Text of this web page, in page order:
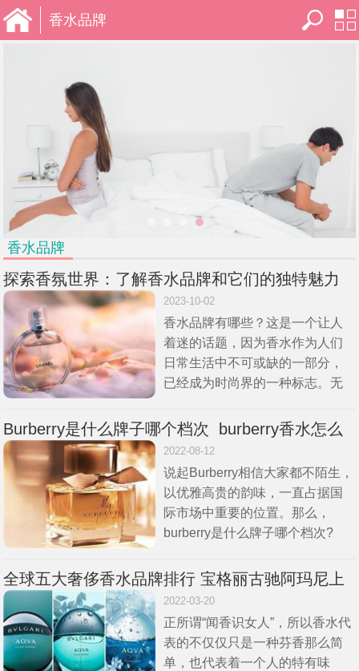
香水品牌
香水品牌
探索香氛世界：了解香水品牌和它们的独特魅力
2023-10-02
香水品牌有哪些？这是一个让人
着迷的话题，因为香水作为人们
日常生活中不可或缺的一部分，
已经成为时尚界的一种标志。无
我们增添魅力和自信。我将为您
Burberry是什么牌子哪个档次  burberry香水怎么
样多少钱
2022-08-12
说起Burberry相信大家都不陌生，
以优雅高贵的韵味，一直占据国
际市场中重要的位置。那么，
burberry是什么牌子哪个档次?
来，大家就和小编一起来看看
全球五大奢侈香水品牌排行 宝格丽古驰阿玛尼上
榜
2022-03-20
正所谓“闻香识女人”，所以香水代
表的不仅仅只是一种芬香那么简
单，也代表着一个人的特有味